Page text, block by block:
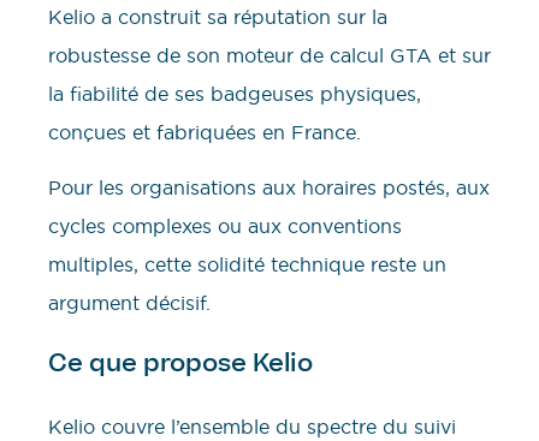
Kelio a construit sa réputation sur la
robustesse de son moteur de calcul GTA et sur
la fiabilité de ses badgeuses physiques,
conçues et fabriquées en France.
Pour les organisations aux horaires postés, aux
cycles complexes ou aux conventions
multiples, cette solidité technique reste un
argument décisif.
Ce que propose Kelio
Kelio couvre l’ensemble du spectre du suivi